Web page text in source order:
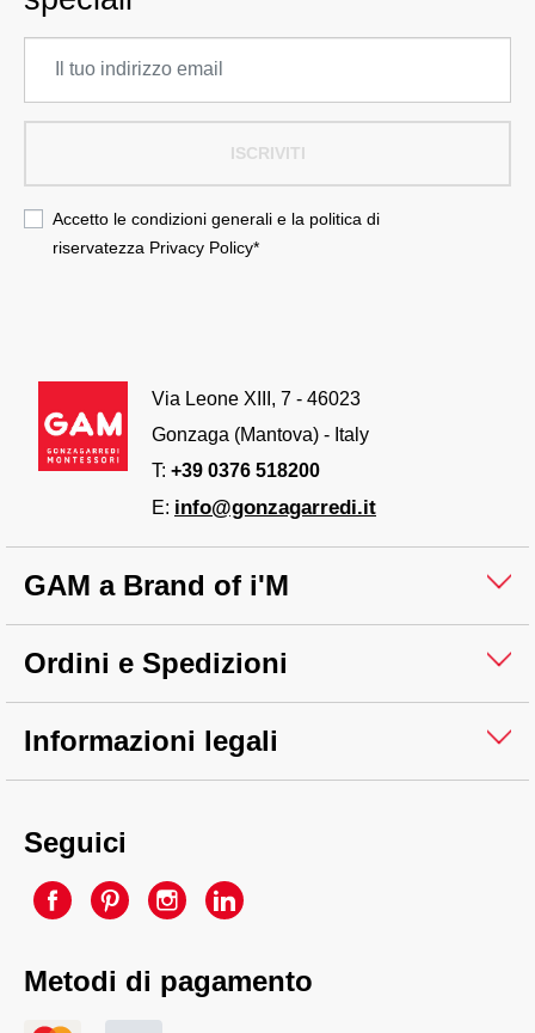
ISCRIVITI
Accetto le condizioni generali e la politica di
riservatezza Privacy Policy*
Via Leone XIII, 7 - 46023
Gonzaga (Mantova) - Italy
T: +39 0376 518200
E: info@gonzagarredi.it
GAM a Brand of i'M
Ordini e Spedizioni
Informazioni legali
Seguici
Metodi di pagamento